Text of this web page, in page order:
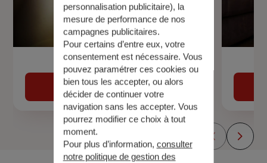
Devis assurance auto
Obtenir une estimation
personnalisation publicitaire), la
mesure de performance de nos
campagnes publicitaires.
Pour certains d’entre eux, votre
consentement est nécessaire. Vous
pouvez paramétrer ces cookies ou
bien tous les accepter, ou alors
décider de continuer votre
navigation sans les accepter. Vous
pourrez modifier ce choix à tout
moment.
Pour plus d’information, consulter
notre politique de gestion des